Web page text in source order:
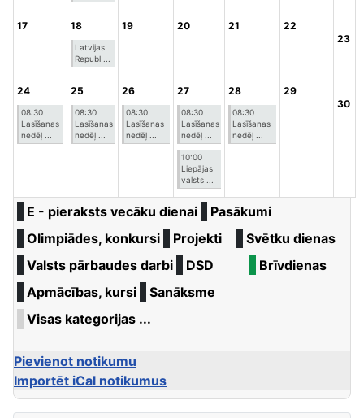
17 18
Latvijas
Republ ...
19 20 21
22
23
24
08:30
Lasīšanas
nedēļ ...
25
08:30
Lasīšanas
nedēļ ...
26
08:30
Lasīšanas
nedēļ ...
27
08:30
Lasīšanas
nedēļ ...
10:00
Liepājas
valsts ...
28
08:30
Lasīšanas
nedēļ ...
29
30
E - pieraksts vecāku dienai
Pasākumi
Olimpiādes, konkursi
Projekti
Svētku dienas
Valsts pārbaudes darbi
DSD
Brīvdienas
Apmācības, kursi
Sanāksme
Visas kategorijas ...
Pievienot notikumu
Importēt iCal notikumus